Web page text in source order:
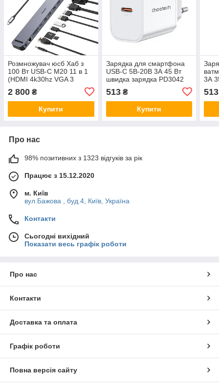
Розмножувач юсб Хаб з
100 Вт USB-C M20 11 в 1
(HDMI 4k30hz VGA 3
USB3.0 RJ45 SD-TF Card
Reader USB-C PD 3.5 мм)
Choetech 43-00154
2 800 ₴
Купити
Зарядка для смартфона
USB-C 5В-20В 3А 45 Вт
швидка зарядка PD3042
PD45W wall charger White
Choetech 43-00156
513₴
Купити
3А
43-
513
Про нас
98% позитивних з 1323 відгуків за рік
Працює з 15.12.2020
м. Київ
вул.Бажова , буд.4, Київ, Україна
Контакти
Сьогодні вихідний
Показати весь графік роботи
Про нас
Контакти
Доставка та оплата
Графік роботи
Повна версія сайту